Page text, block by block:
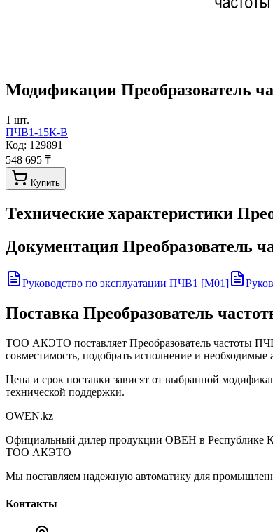
Модификации Преобразователь
1 шт.
ПЧВ1-15К-В
Код: 129891
548 695 ₸
Купить
Технические характеристики
Документация Преобразователь
Руководство по эксплуатации ПЧВ1 [М01]
Поставка Преобразователь
ТОО АКЭТО поставляет Преобразователь частоты
совместимость, подобрать исполнение и
Цена и срок поставки зависят от выбранной
технической поддержки.
OWEN.kz
Официальный дилер продукции ОВЕН в Республике
ТОО АКЭТО
Мы поставляем надежную автоматику для
Контакты